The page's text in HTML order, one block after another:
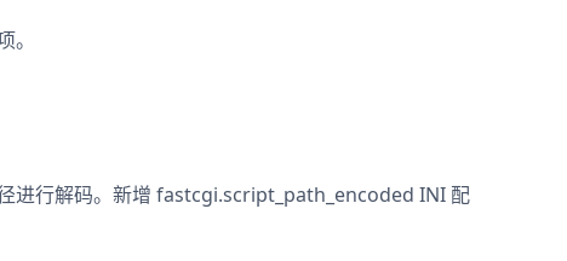
进行解码。新增 fastcgi.script_path_encoded INI 配